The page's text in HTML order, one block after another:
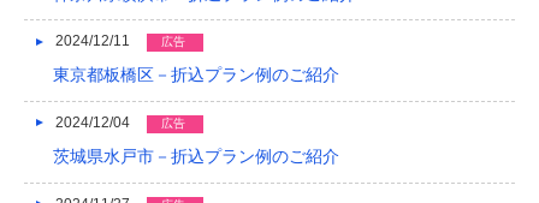
2024/12/11 広告
東京都板橋区－折込プラン例のご紹介
2024/12/04 広告
茨城県水戸市－折込プラン例のご紹介